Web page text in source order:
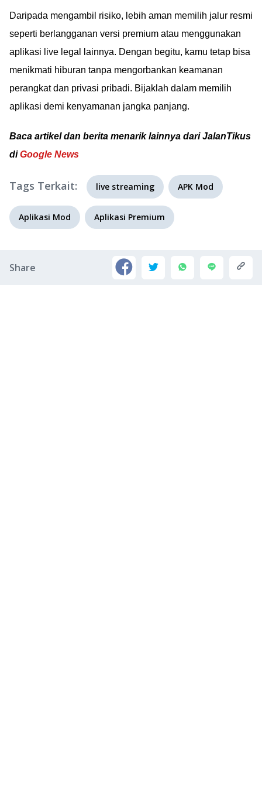
Daripada mengambil risiko, lebih aman memilih jalur resmi
seperti berlangganan versi premium atau menggunakan
aplikasi live legal lainnya. Dengan begitu, kamu tetap bisa
menikmati hiburan tanpa mengorbankan keamanan
perangkat dan privasi pribadi. Bijaklah dalam memilih
aplikasi demi kenyamanan jangka panjang.
Baca artikel dan berita menarik lainnya dari JalanTikus
diGoogle News
Tags Terkait: live streaming APK Mod
Aplikasi Mod Aplikasi Premium
Share